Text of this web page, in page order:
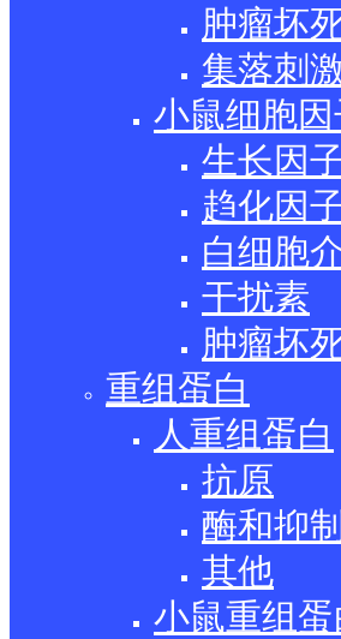
肿瘤坏
集落刺
小鼠细胞因
生长因
趋化因
白细胞
干扰素
肿瘤坏
重组蛋白
人重组蛋白
抗原
酶和抑
其他
小鼠重组蛋